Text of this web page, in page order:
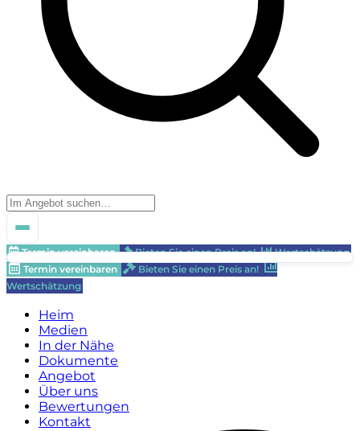
Termin vereinbaren Bieten Sie einen Preis an!
Wertschätzung
Termin vereinbaren
Bieten Sie einen Preis an!
Wertschätzung
Heim
Medien
In der Nähe
Dokumente
Angebot
Über uns
Bewertungen
Kontakt